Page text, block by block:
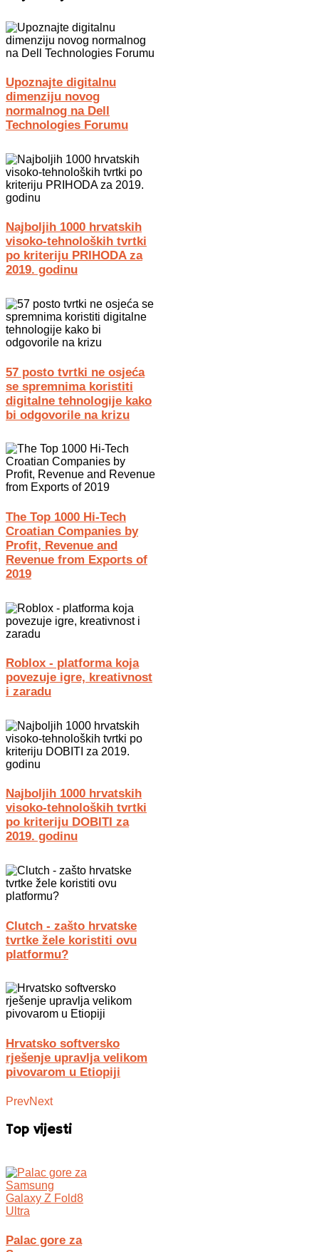
Upoznajte digitalnu
dimenziju novog
normalnog na Dell
Technologies Forumu
Najboljih 1000 hrvatskih
visoko-tehnoloških tvrtki
po kriteriju PRIHODA za
2019. godinu
57 posto tvrtki ne osjeća
se spremnima koristiti
digitalne tehnologije kako
bi odgovorile na krizu
The Top 1000 Hi-Tech
Croatian Companies by
Profit, Revenue and
Revenue from Exports of
2019
Roblox - platforma koja
povezuje igre, kreativnost
i zaradu
Najboljih 1000 hrvatskih
visoko-tehnoloških tvrtki
po kriteriju DOBITI za
2019. godinu
Clutch - zašto hrvatske
tvrtke žele koristiti ovu
platformu?
Hrvatsko softversko
rješenje upravlja velikom
pivovarom u Etiopiji
PrevNext
Top vijesti
Palac gore za